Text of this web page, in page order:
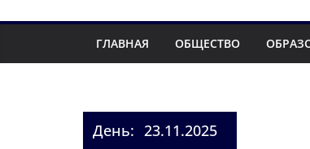
ГЛАВНАЯ ОБЩЕСТВО
День: 23.11.2025